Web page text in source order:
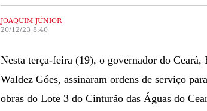
JOAQUIM JÚNIOR
20/12/23 8:40
Nesta terça-feira (19), o governador do
Waldez Góes, assinaram ordens de serviço
obras do Lote 3 do Cinturão das Águas do